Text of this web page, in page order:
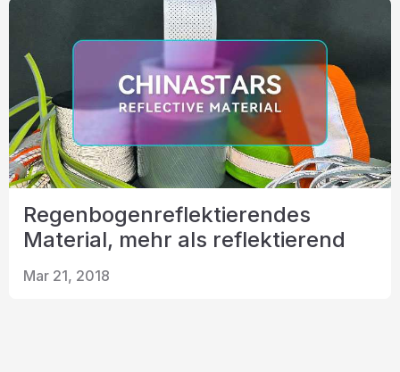
Regenbogenreflektierendes
Material, mehr als reflektierend
Mar 21, 2018